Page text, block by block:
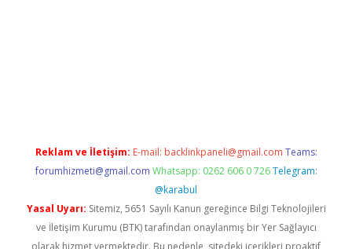
Reklam ve İletişim: E-mail: backlinkpaneli@gmail.com Teams:
forumhizmeti@gmail.com Whatsapp: 0262 606 0 726 Telegram:
@karabul
Yasal Uyarı: Sitemiz, 5651 Sayılı Kanun gereğince Bilgi Teknolojileri
ve İletişim Kurumu (BTK) tarafından onaylanmış bir Yer Sağlayıcı
olarak hizmet vermektedir. Bu nedenle, sitedeki içerikleri proaktif